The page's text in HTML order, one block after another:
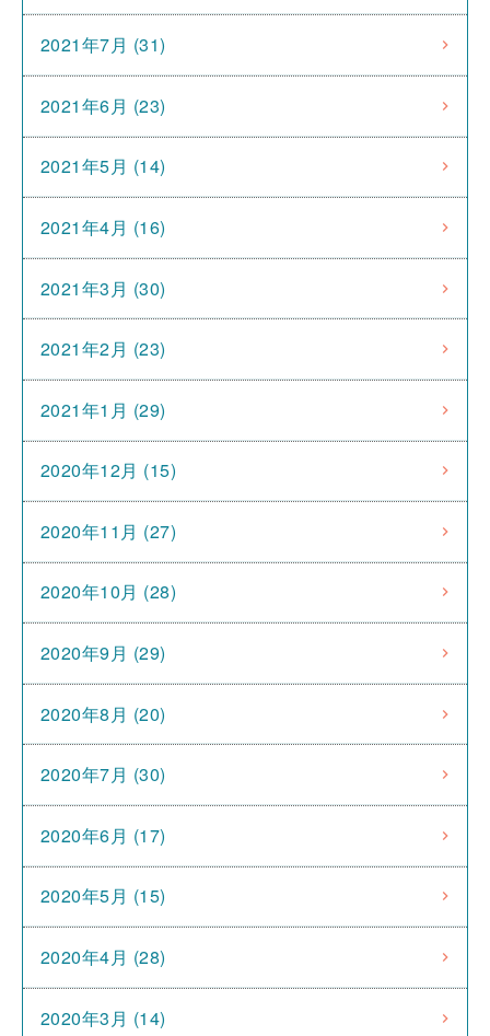
2021年7月 (31)
2021年6月 (23)
2021年5月 (14)
2021年4月 (16)
2021年3月 (30)
2021年2月 (23)
2021年1月 (29)
2020年12月 (15)
2020年11月 (27)
2020年10月 (28)
2020年9月 (29)
2020年8月 (20)
2020年7月 (30)
2020年6月 (17)
2020年5月 (15)
2020年4月 (28)
2020年3月 (14)